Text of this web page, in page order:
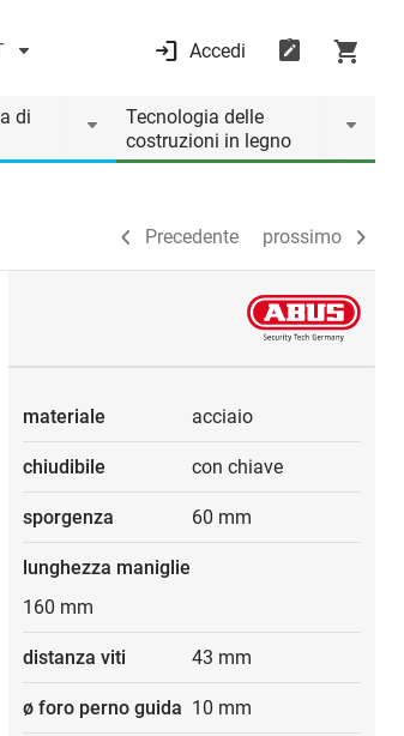
Accedi
di
Tecnologia delle
costruzioni in legno
Precedente prossimo
Precedente prossimo
materiale acciaio
chiudibile con chiave
sporgenza 60 mm
lunghezza maniglie
160 mm
distanza viti 43 mm
ø foro perno guida 10 mm